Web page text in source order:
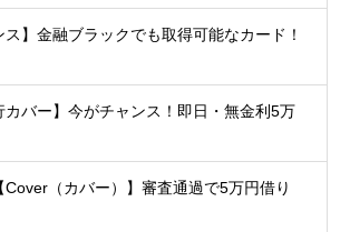
ス】金融ブラックでも取得可能なカード！
カバー】今がチャンス！即日・無金利5万
（カバー）】審査通過で5万円借り